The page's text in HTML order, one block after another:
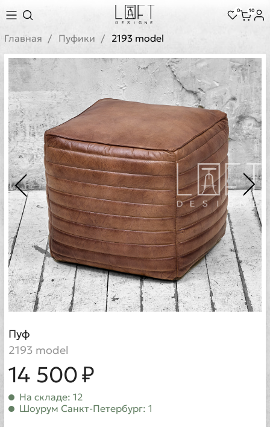
0 10
Главная Пуфики 2193 model
Пуф
2193 model
14 500 ₽
На складе: 12
Шоурум Санкт-Петербург: 1